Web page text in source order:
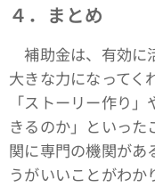
４．まとめ
補助金は、有効に
大きな力になってく
「ストーリー作り
きるのか」といった
関に専門の機関があ
うがいいことがわか